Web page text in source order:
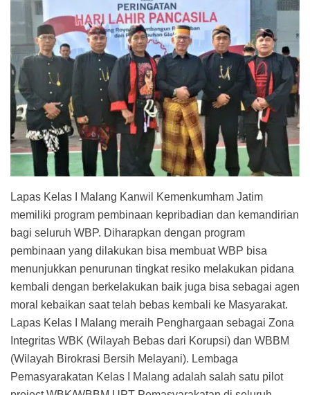
Lapas Kelas I Malang Kanwil Kemenkumham Jatim
memiliki program pembinaan kepribadian dan kemandirian
bagi seluruh WBP. Diharapkan dengan program
pembinaan yang dilakukan bisa membuat WBP bisa
menunjukkan penurunan tingkat resiko melakukan pidana
kembali dengan berkelakukan baik juga bisa sebagai agen
moral kebaikan saat telah bebas kembali ke Masyarakat.
Lapas Kelas I Malang meraih Penghargaan sebagai Zona
Integritas WBK (Wilayah Bebas dari Korupsi) dan WBBM
(Wilayah Birokrasi Bersih Melayani). Lembaga
Pemasyarakatan Kelas I Malang adalah salah satu pilot